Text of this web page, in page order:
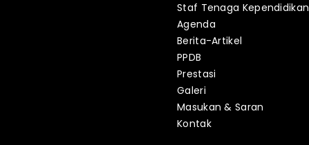
Staf Tenaga Kependidikan
Agenda
Berita-Artikel
PPDB
Prestasi
Galeri
Masukan & Saran
Kontak